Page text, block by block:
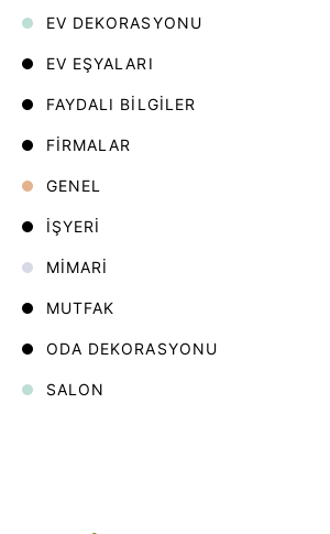
EV DEKORASYONU
EV EŞYALARI
FAYDALI BILGILER
FIRMALAR
GENEL
İŞYERI
MIMARI
MUTFAK
ODA DEKORASYONU
SALON